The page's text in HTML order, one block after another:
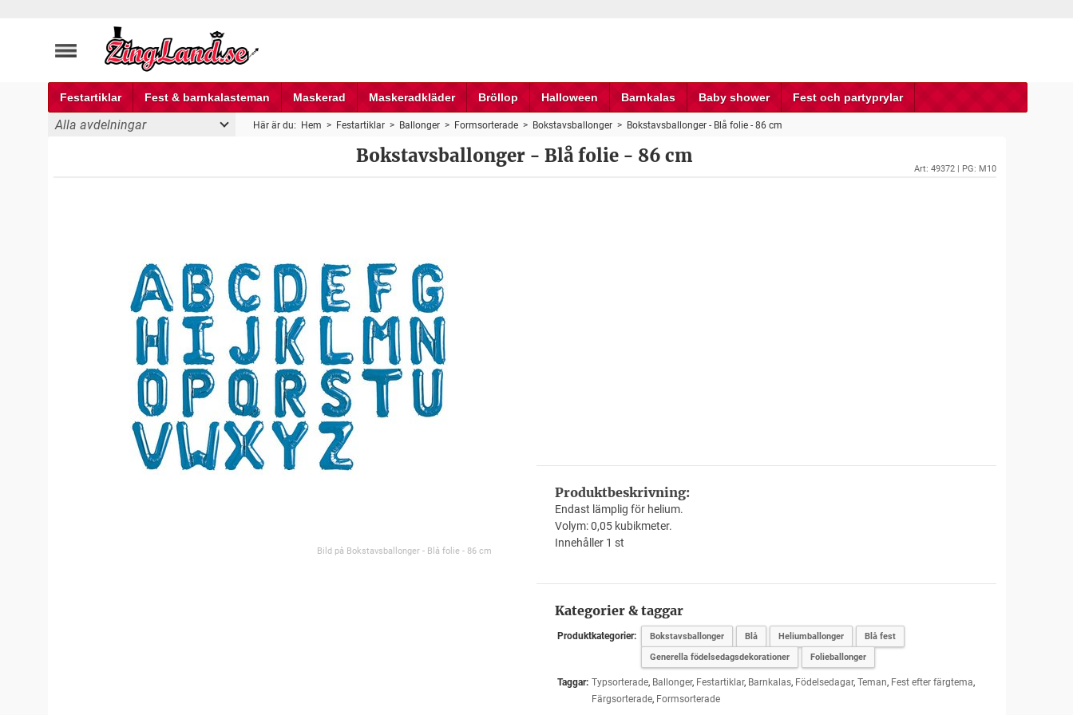
Festartiklar Fest & barnkalasteman Maskerad Maskeradkläder Bröllop Halloween Barnkalas Baby shower Fest och partyprylar
Alla avdelningar Här är du: Hem > Festartiklar> Ballonger> Formsorterade> Bokstavsballonger> Bokstavsballonger - Blå folie - 86 cm
Bokstavsballonger - Blå folie - 86 cm
Art: 49372 | PG: M10
Bild på Bokstavsballonger - Blå folie - 86 cm
Produktbeskrivning:
Endast lämplig för helium.
Volym: 0,05 kubikmeter.
Innehåller 1 st
Kategorier & taggar
Produktkategorier: Bokstavsballonger Blå Heliumballonger
Blå fest
Generella födelsedagsdekorationer
Folieballonger
Taggar: Typsorterade, Ballonger, Festartiklar, Barnkalas, Födelsedagar, Teman, Fest efter färgtema,
Färgsorterade, Formsorterade